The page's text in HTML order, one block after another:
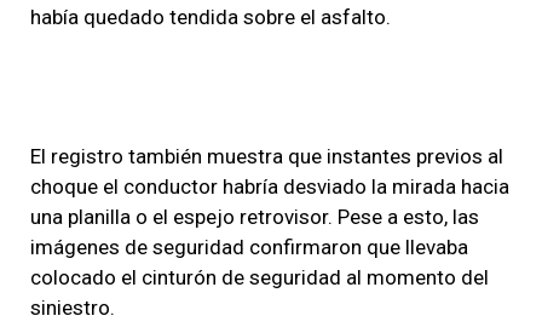
había quedado tendida sobre el asfalto.
El registro también muestra que instantes previos al
choque el conductor habría desviado la mirada hacia
una planilla o el espejo retrovisor. Pese a esto, las
imágenes de seguridad confirmaron que llevaba
colocado el cinturón de seguridad al momento del
siniestro.